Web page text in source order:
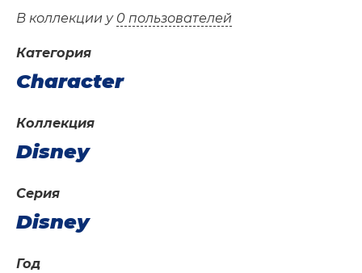
В коллекции у 0 пользователей
Категория
Character
Год
Коллекция
Disney
Серия
Disney